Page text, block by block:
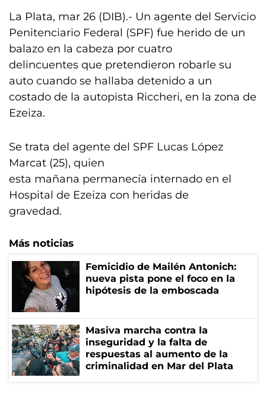
La Plata, mar 26 (DIB).- Un agente del Servicio
Penitenciario Federal (SPF) fue herido de un
balazo en la cabeza por cuatro
delincuentes que pretendieron robarle su
auto cuando se hallaba detenido a un
costado de la autopista Riccheri, en la zona de
Ezeiza.
Se trata del agente del SPF Lucas López
Marcat (25), quien
esta mañana permanecía internado en el
Hospital de Ezeiza con heridas de
gravedad.
Más noticias
Femicidio de Mailén Antonich:
nueva pista pone el foco en la
hipótesis de la emboscada
Masiva marcha contra la
inseguridad y la falta de
respuestas al aumento de la
criminalidad en Mar del Plata